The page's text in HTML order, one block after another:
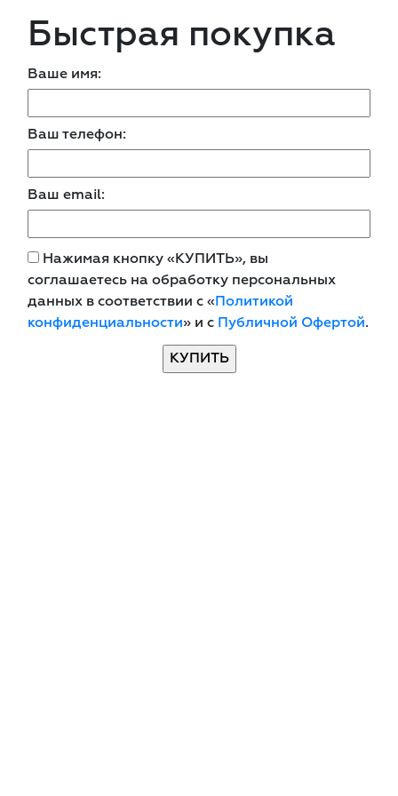
Быстрая покупка
Ваше имя:
Ваш телефон:
Ваш email:
Нажимая кнопку «КУПИТЬ», вы
соглашаетесь на обработку персональных
данных в соответствии с «Политикой
конфиденциальности» и с Публичной Офертой.